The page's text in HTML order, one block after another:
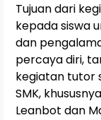
Tujuan dari
kepada siswa
dan
percaya diri,
kegiatan tutor
SMK,
Leanbot dan